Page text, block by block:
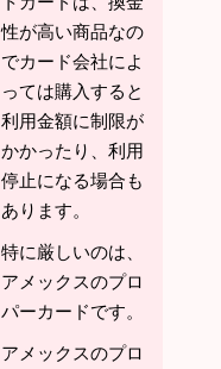
性が高い商品なの
でカード会社によ
っては購入すると
利用金額に制限が
かかったり、利用
停止になる場合も
あります。
特に厳しいのは、
アメックスのプロ
パーカードです。
アメックスのプロ